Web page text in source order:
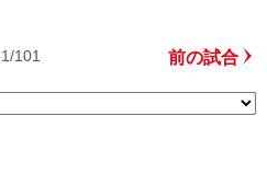
前の試合
1/101